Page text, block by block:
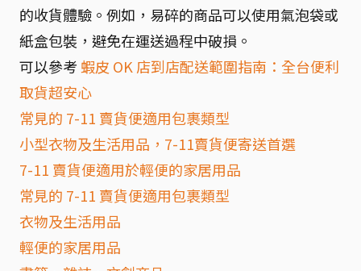
的收貨體驗。例如，易碎的商品可以使用氣泡袋或
紙盒包裝，避免在運送過程中破損。
可以參考 蝦皮 OK 店到店配送範圍指南：全台便利
取貨超安心
常見的 7-11 賣貨便適用包裹類型
小型衣物及生活用品，7-11賣貨便寄送首選
7-11 賣貨便適用於輕便的家居用品
常見的 7-11 賣貨便適用包裹類型
衣物及生活用品
輕便的家居用品